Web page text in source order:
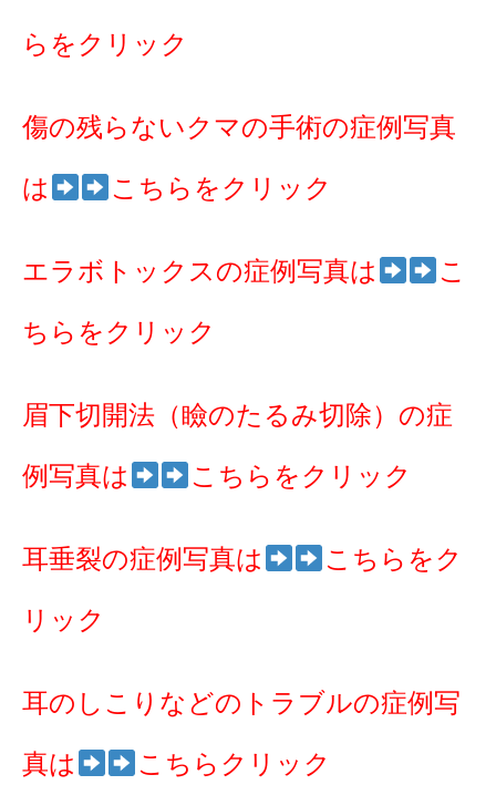
らをクリック
傷の残らないクマの手術の症例写真
は こちらをクリック
エラボトックスの症例写真は こ
ちらをクリック
眉下切開法（瞼のたるみ切除）の症
例写真は こちらをクリック
耳垂裂の症例写真は こちらをク
リック
耳のしこりなどのトラブルの症例写
真は こちらクリック